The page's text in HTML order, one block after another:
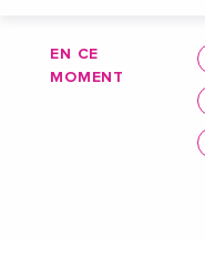
EN CE
MOMENT